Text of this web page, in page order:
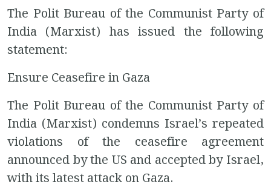
The Polit Bureau of the Communist Party of
India (Marxist) has issued the following
statement:
Ensure Ceasefire in Gaza
The Polit Bureau of the Communist Party of
India (Marxist) condemns Israel’s repeated
violations of the ceasefire agreement
announced by the US and accepted by Israel,
with its latest attack on Gaza.